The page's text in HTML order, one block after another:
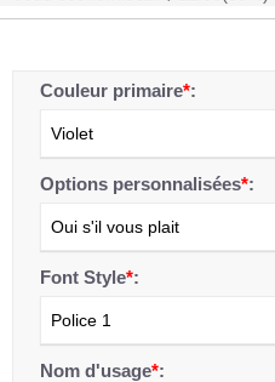
Couleur primaire*:
Violet
Options personnalisées*:
Oui s'il vous plait
Font Style*:
Police 1
Nom d'usage*: